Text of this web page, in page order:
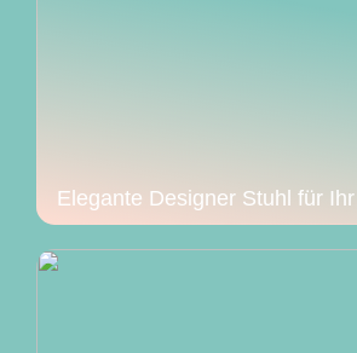
Elegante Designer Stuhl für